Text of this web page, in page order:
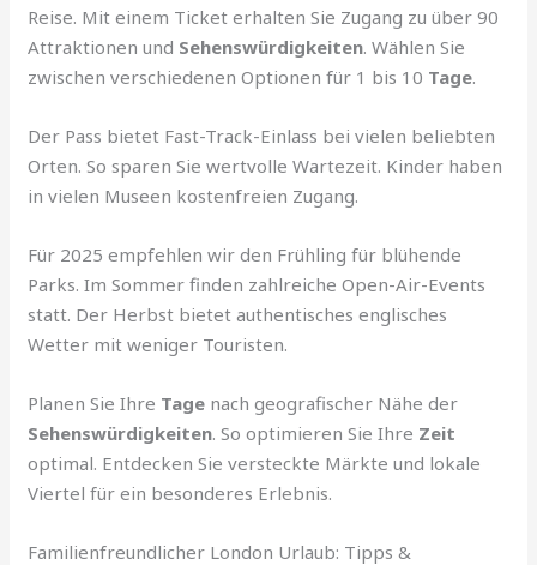
Reise. Mit einem Ticket erhalten Sie Zugang zu über 90
Attraktionen und Sehenswürdigkeiten. Wählen Sie
zwischen verschiedenen Optionen für 1 bis 10 Tage.
Der Pass bietet Fast-Track-Einlass bei vielen beliebten
Orten. So sparen Sie wertvolle Wartezeit. Kinder haben
in vielen Museen kostenfreien Zugang.
Für 2025 empfehlen wir den Frühling für blühende
Parks. Im Sommer finden zahlreiche Open-Air-Events
statt. Der Herbst bietet authentisches englisches
Wetter mit weniger Touristen.
Planen Sie Ihre Tage nach geografischer Nähe der
Sehenswürdigkeiten. So optimieren Sie Ihre Zeit
optimal. Entdecken Sie versteckte Märkte und lokale
Viertel für ein besonderes Erlebnis.
Familienfreundlicher London Urlaub: Tipps &